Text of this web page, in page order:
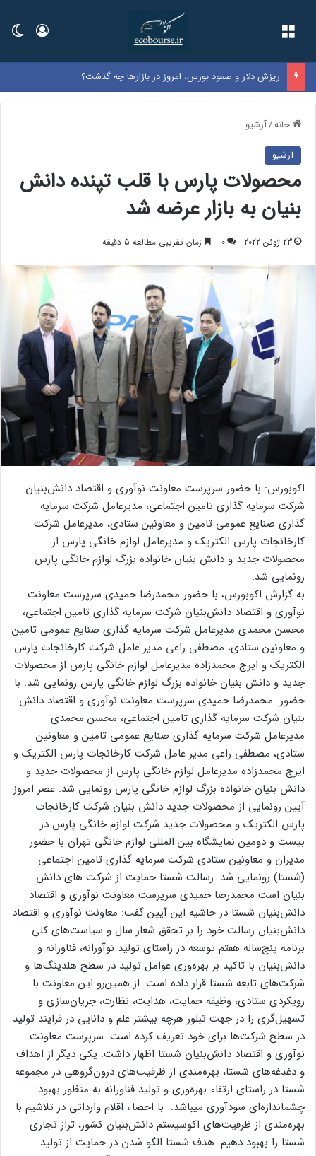
ورود
نرخ بنزین سوپر وارداتی در بورس اعلام شد
خانه/آرشیو
آرشیو
محصولات پارس با قلب تپنده دانش
بنیان به بازار عرضه شد
23 ژوئن 2022 0 زمان تقریبی مطالعه 5 دقیقه
اکوبورس: با حضور سرپرست معاونت نوآوری و اقتصاد دانش­‌بنیان
شرکت سرمایه گذاری تامین اجتماعی، مدیرعامل شرکت سرمایه
گذاری صنایع عمومی تامین و معاونین ستادی، مدیرعامل شرکت
کارخانجات پارس الکتریک و مدیرعامل لوازم خانگی پارس از
محصولات جدید و دانش بنیان خانواده بزرگ لوازم خانگی پارس
رونمایی شد.
به گزارش اکوبورس، با حضور محمدرضا حمیدی سرپرست معاونت
نوآوری و اقتصاد دانش­‌بنیان شرکت سرمایه گذاری تامین اجتماعی،
محسن محمدی مدیرعامل شرکت سرمایه گذاری صنایع عمومی تامین
و معاونین ستادی، مصطفی راعی مدیر عامل شرکت کارخانجات پارس
الکتریک و ایرج محمدزاده مدیرعامل لوازم خانگی پارس از محصولات
جدید و دانش بنیان خانواده بزرگ لوازم خانگی پارس رونمایی شد. با
حضور محمدرضا حمیدی سرپرست معاونت نوآوری و اقتصاد دانش­‌
بنیان شرکت سرمایه گذاری تامین اجتماعی، محسن محمدی
مدیرعامل شرکت سرمایه گذاری صنایع عمومی تامین و معاونین
ستادی، مصطفی راعی مدیر عامل شرکت کارخانجات پارس الکتریک و
ایرج محمدزاده مدیرعامل لوازم خانگی پارس از محصولات جدید و
دانش بنیان خانواده بزرگ لوازم خانگی پارس رونمایی شد. عصر امروز
آیین رونمایی از محصولات جدید دانش بنیان شرکت کارخانجات
پارس الکتریک و محصولات جدید شرکت لوازم خانگی پارس در
بیست و دومین نمایشگاه بین المللی لوازم خانگی تهران با حضور
مدیران و معاونین ستادی شرکت سرمایه گذاری تامین اجتماعی
(شستا) رونمایی شد. رسالت شستا حمایت از شرکت های دانش
بنیان است ‌محمدرضا حمیدی سرپرست معاونت نوآوری و اقتصاد
دانش‌­بنیان شستا در حاشیه این آیین گفت: معاونت نوآوری و اقتصاد
دانش­‌بنیان رسالت خود را بر تحقق شعار سال و سیاست­‌های کلی
برنامه پنج‌­ساله هفتم توسعه در راستای تولید نوآورانه، فناورانه و
دانش‌­بنیان‌ با تاکید بر بهره­‌وری عوامل تولید در سطح هلدینگ‌­ها و
شرکت‌­های تابعه شستا قرار داده است. از همین­‌رو این معاونت با
رویکردی ستادی، وظیفه حمایت، هدایت، نظارت، جریان­‌سازی و
تسهیل­‌گری را در جهت تبلور هرچه بیشتر علم و دانایی در فرایند تولید
در سطح شرکت‌­ها برای خود تعریف کرده است. سرپرست معاونت
نوآوری و اقتصاد دانش­‌بنیان شستا اظهار داشت: یکی دیگر از اهداف
و دغدغه‌­های شستا، بهره‌­مندی از ظرفیت­‌های درون­‌گروهی در مجموعه
شستا در راستای ارتقاء بهره­‌وری و تولید فناورانه به منظور بهبود
چشم­اندازه‌ای سودآوری می­باشد. با احصاء اقلام وارداتی در تلاشیم با
بهره‌‌مندی از ظرفیت‌های اکوسیستم دانش‌بنیان کشور، تراز تجاری
شستا را بهبود دهیم. هدف شستا الگو شدن در حمایت از تولید